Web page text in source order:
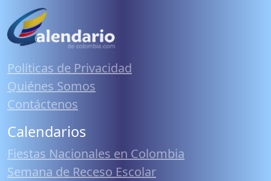
Políticas de Privacidad
Quiénes Somos
Contáctenos
Calendarios
Fiestas Nacionales en Colombia
Semana de Receso Escolar